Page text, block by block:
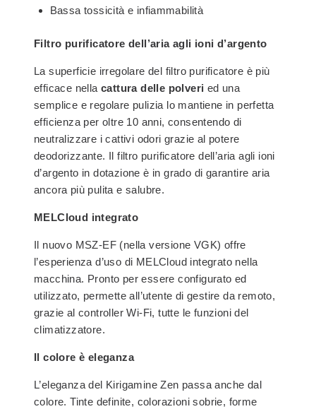
Bassa tossicità e infiammabilità
Filtro purificatore dell’aria agli ioni d’argento
La superficie irregolare del filtro purificatore è più
efficace nellacattura delle polveri ed una
semplice e regolare pulizia lo mantiene in perfetta
efficienza per oltre 10 anni, consentendo di
neutralizzare i cattivi odori grazie al potere
deodorizzante. Il filtro purificatore dell’aria agli ioni
d’argento in dotazione è in grado di garantire aria
ancora più pulita e salubre.
MELCloud integrato
Il nuovo MSZ-EF (nella versione VGK) offre
l’esperienza d’uso di MELCloud integrato nella
macchina. Pronto per essere configurato ed
utilizzato, permette all’utente di gestire da remoto,
grazie al controller Wi-Fi, tutte le funzioni del
climatizzatore.
Il colore è eleganza
L’eleganza del Kirigamine Zen passa anche dal
colore. Tinte definite, colorazioni sobrie, forme